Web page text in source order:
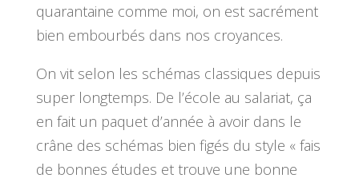
quarantaine comme moi, on est sacrément
bien embourbés dans nos croyances.
On vit selon les schémas classiques depuis
super longtemps. De l’école au salariat, ça
en fait un paquet d’année à avoir dans le
crâne des schémas bien figés du style « fais
de bonnes études et trouve une bonne